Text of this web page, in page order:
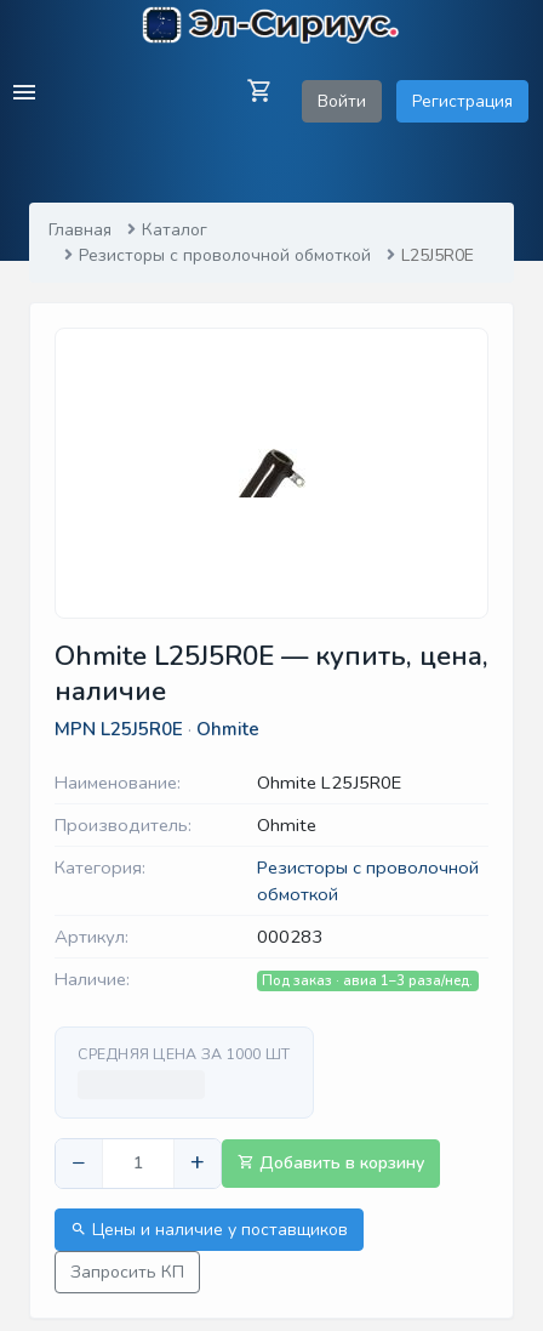
Войти Регистрация
Главная
Каталог
Резисторы с проволочной обмоткой
L25J5R0E
Ohmite L25J5R0E — купить, цена,
наличие
MPN L25J5R0E · Ohmite
Наименование:
Ohmite L25J5R0E
Производитель:
Ohmite
Категория:
Резисторы с проволочной
обмоткой
Артикул:
000283
Наличие:
Под заказ · авиа 1–3 раза/нед.
СРЕДНЯЯ ЦЕНА ЗА 1000 ШТ
− + Добавить в корзину
Цены и наличие у поставщиков
Запросить КП